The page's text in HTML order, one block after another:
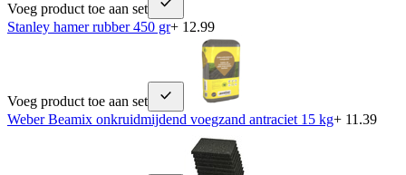
Voeg product toe aan set
Stanley hamer rubber 450 gr+ 12.99
Voeg product toe aan set
Weber Beamix onkruidmijdend voegzand antraciet 15 kg+ 11.39